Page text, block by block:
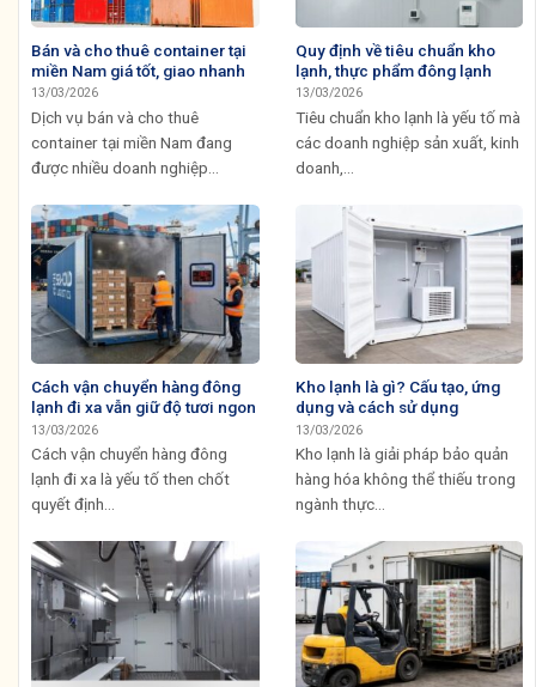
Bán và cho thuê container tại
miền Nam giá tốt, giao nhanh
13/03/2026
Dịch vụ bán và cho thuê
container tại miền Nam đang
được nhiều doanh nghiệp...
Quy định về tiêu chuẩn kho
lạnh, thực phẩm đông lạnh
13/03/2026
Tiêu chuẩn kho lạnh là yếu tố mà
các doanh nghiệp sản xuất, kinh
doanh,...
Cách vận chuyển hàng đông
lạnh đi xa vẫn giữ độ tươi ngon
13/03/2026
Cách vận chuyển hàng đông
lạnh đi xa là yếu tố then chốt
quyết định...
Kho lạnh là gì? Cấu tạo, ứng
dụng và cách sử dụng
13/03/2026
Kho lạnh là giải pháp bảo quản
hàng hóa không thể thiếu trong
ngành thực...